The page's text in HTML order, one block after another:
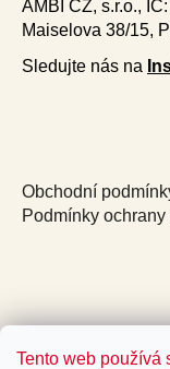
Tento web používá
AMBI CZ, s.r.o.,
Maiselova 38/15,
Sledujte nás na
Obchodní
Podmínky